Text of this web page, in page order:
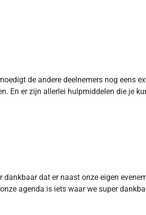
de andere deelnemers nog eens
En er zijn allerlei hulpmiddelen die je
dat er naast onze eigen
agenda is iets waar we super